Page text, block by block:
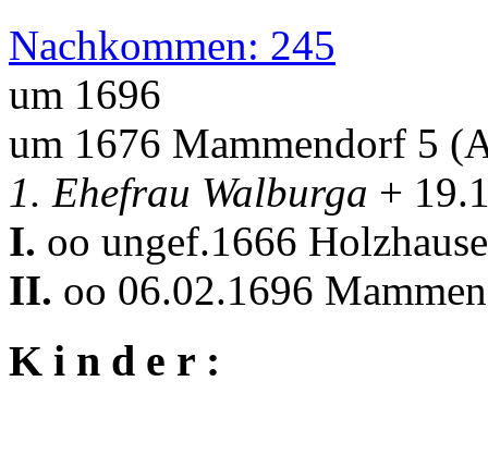
Nachkommen: 245
um 1696
um 1676 Mammendorf 5
1. Ehefrau Walburga +
I. oo ungef.1666
II. oo 06.02.1696
K i n d e r :